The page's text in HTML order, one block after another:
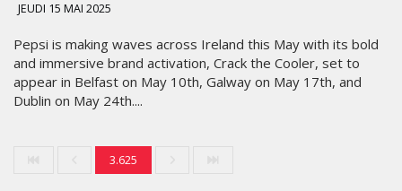
JEUDI 15 MAI 2025
Pepsi is making waves across Ireland this May with its bold
and immersive brand activation, Crack the Cooler, set to
appear in Belfast on May 10th, Galway on May 17th, and
Dublin on May 24th....
3.625